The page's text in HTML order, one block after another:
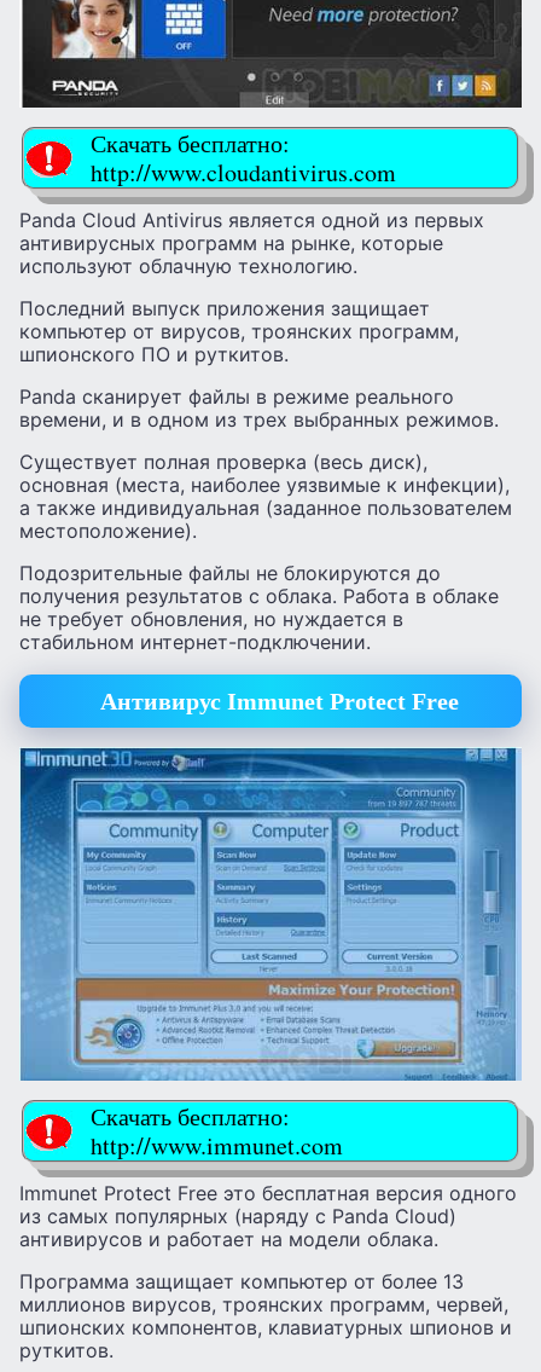
Скачать бесплатно:
http://www.cloudantivirus.com
Panda Cloud Antivirus является одной из первых
антивирусных программ на рынке, которые
используют облачную технологию.
Последний выпуск приложения защищает
компьютер от вирусов, троянских программ,
шпионского ПО и руткитов.
Panda сканирует файлы в режиме реального
времени, и в одном из трех выбранных режимов.
Существует полная проверка (весь диск),
основная (места, наиболее уязвимые к инфекции),
а также индивидуальная (заданное пользователем
местоположение).
Подозрительные файлы не блокируются до
получения результатов с облака. Работа в облаке
не требует обновления, но нуждается в
стабильном интернет-подключении.
Антивирус Immunet Protect Free
Скачать бесплатно:
http://www.immunet.com
Immunet Protect Free это бесплатная версия одного
из самых популярных (наряду с Panda Cloud)
антивирусов и работает на модели облака.
Программа защищает компьютер от более 13
миллионов вирусов, троянских программ, червей,
шпионских компонентов, клавиатурных шпионов и
руткитов.